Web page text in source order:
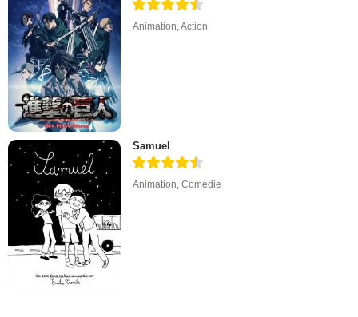
Animation,Action
Samuel
Animation,Comédie